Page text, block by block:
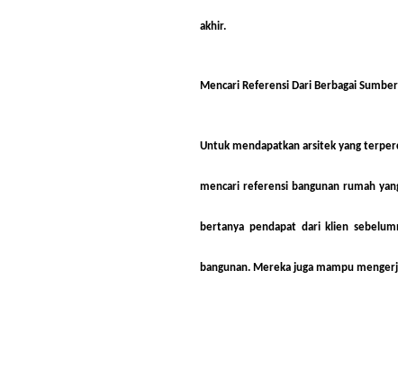
akhir.
Mencari Referensi Dari Berbagai Sumber
Untuk mendapatkan arsitek yang
mencari referensi bangunan rumah
bertanya pendapat dari klien
bangunan. Mereka juga mampu